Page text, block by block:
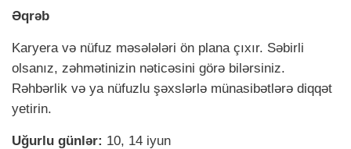
Əqrəb
Karyera və nüfuz məsələləri ön plana çıxır. Səbirli
olsanız, zəhmətinizin nəticəsini görə bilərsiniz.
Rəhbərlik və ya nüfuzlu şəxslərlə münasibətlərə diqqət
yetirin.
Uğurlu günlər: 10, 14 iyun